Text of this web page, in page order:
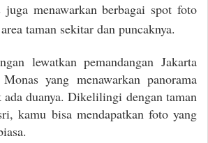
juga menawarkan berbagai spot foto
taman sekitar dan puncaknya.
lewatkan pemandangan Jakarta
yang menawarkan panorama
ada duanya. Dikelilingi dengan taman
kamu bisa mendapatkan foto yang